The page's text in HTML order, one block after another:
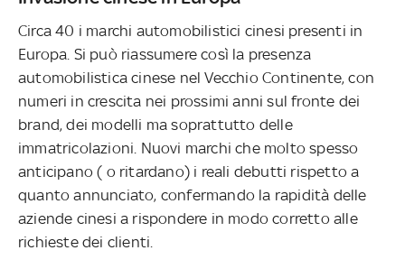
Circa 40 i marchi automobilistici cinesi presenti in
Europa. Si può riassumere così la presenza
automobilistica cinese nel Vecchio Continente, con
numeri in crescita nei prossimi anni sul fronte dei
brand, dei modelli ma soprattutto delle
immatricolazioni. Nuovi marchi che molto spesso
anticipano ( o ritardano) i reali debutti rispetto a
quanto annunciato, confermando la rapidità delle
aziende cinesi a rispondere in modo corretto alle
richieste dei clienti.